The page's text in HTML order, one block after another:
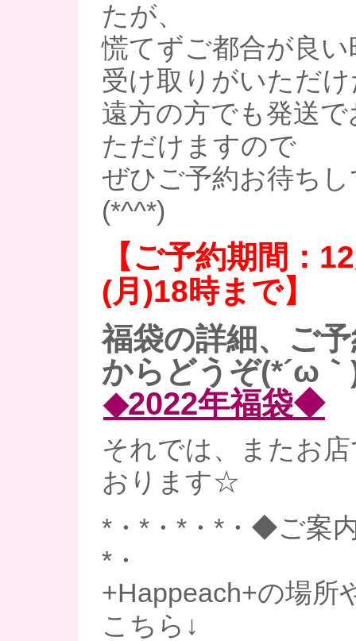
たが、
慌てずご都合が良
受け取りがいただ
遠方の方でも発送
ただけますので
ぜひご予約お待ち
(*^^*)
【ご予約期間：
(月)18時まで】
福袋の詳細、ご
からどうぞ(*´ω
◆2022年福袋◆
それでは、またお
おります☆
*・*・*・*・◆ご案
*・
+Happeach+の場所
こちら↓